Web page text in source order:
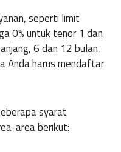
seperti limit
0% untuk tenor 1 dan
6 dan 12 bulan,
Anda harus mendaftar
syarat
area berikut: